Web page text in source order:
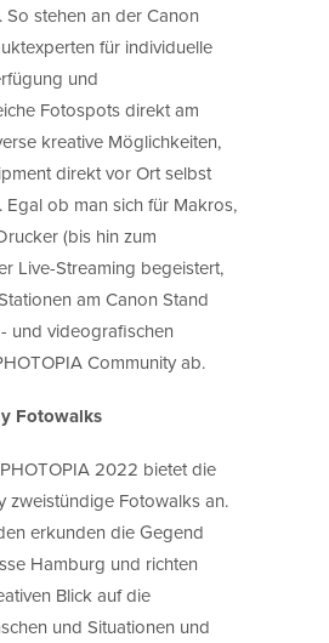
stehen an der Canon
für individuelle
und
Fotospots direkt am
kreative Möglichkeiten,
direkt vor Ort selbst
ob man sich für Makros,
(bis hin zum
Live-Streaming begeistert,
am Canon Stand
und videografischen
Community ab.
Fotowalks
2022 bietet die
zweistündige Fotowalks an.
erkunden die Gegend
Hamburg und richten
Blick auf die
und Situationen und